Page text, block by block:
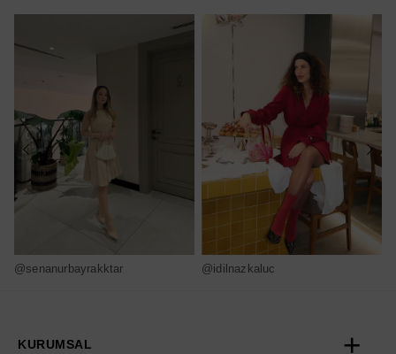
@senanurbayrakktar @idilnazkaluc
KURUMSAL